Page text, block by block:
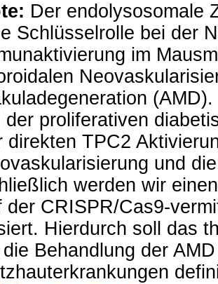
Der endolysosomale
Schlüsselrolle bei der
im
der proliferativen
direkten TPC2
und
werden wir
der CRISPR/Cas9-
Hierdurch soll das
Behandlung der